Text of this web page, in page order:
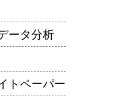
ータ分析
トペーパー